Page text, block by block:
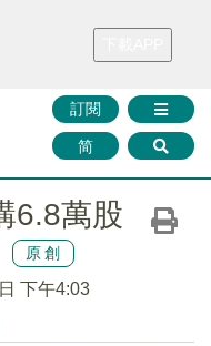
財華證券 媒體矩陣
訂閱
简
6.8萬股
原創
下午4:03